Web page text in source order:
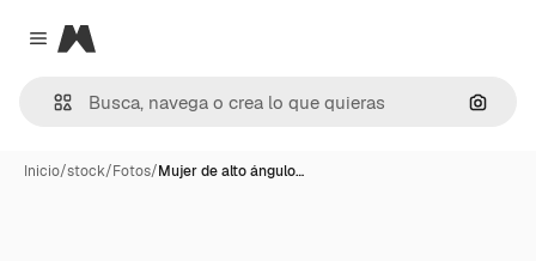
Close menu
Magnific
Inicio/stock/Fotos/Mujer de alto ángulo…